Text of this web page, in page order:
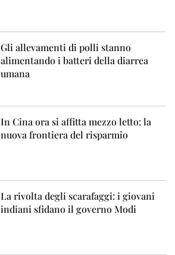
Gli allevamenti di polli stanno
alimentando i batteri della diarrea
umana
In Cina ora si affitta mezzo letto: la
nuova frontiera del risparmio
La rivolta degli scarafaggi: i giovani
indiani sfidano il governo Modi